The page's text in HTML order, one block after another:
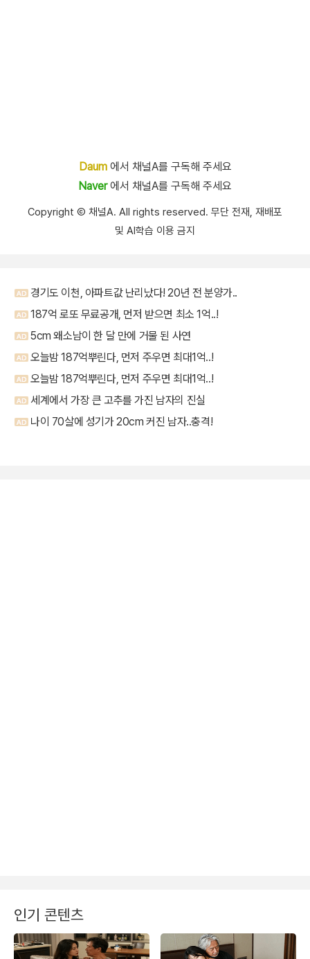
Daum에서 채널A를 구독해 주세요
Naver에서 채널A를 구독해 주세요
Copyright Ⓒ 채널A. All rights reserved. 무단 전재, 재배포
및 AI학습 이용 금지
인기 콘텐츠